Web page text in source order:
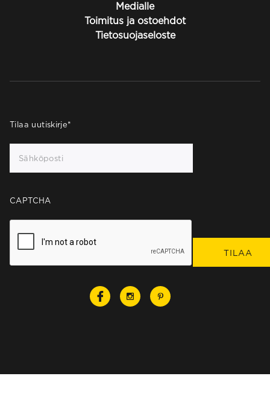
Medialle
Toimitus ja ostoehdot
Tietosuojaseloste
Tilaa uutiskirje*
CAPTCHA